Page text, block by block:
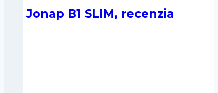
Jonap B1 SLIM, recenzia